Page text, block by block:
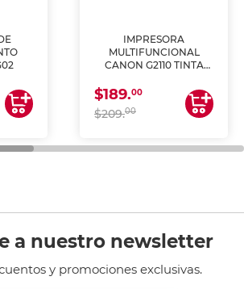
IMPRESORA
MULTIFUNCIONAL
CANON G2110 TINTA
$189.00
$209.00
a nuestro newsletter
y promociones exclusivas.